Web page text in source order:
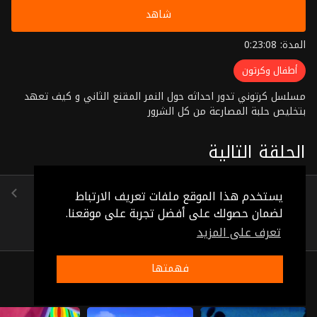
يستخدم هذا الموقع ملفات تعريف الارتباط
لضمان حصولك على أفضل تجربة على موقعنا.
تعرف على المزيد
فهمتها
شاهد
المدة: 0:23:08
أطفال وكرتون
مسلسل كرتوني تدور احداثه حول النمر المقنع الثاني و كيف تعهد
بتخليص حلبة المصارعة من كل الشرور
الحلقة التالية
الحلقة 2
(0:23:36)
ذات صلة